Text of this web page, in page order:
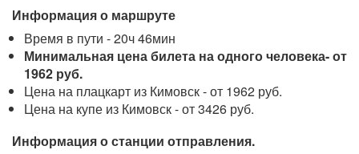
Информация о маршруте
Время в пути - 20ч 46мин
Минимальная цена билета на одного человека- от
1962 руб.
Цена на плацкарт из Кимовск - от 1962 руб.
Цена на купе из Кимовск - от 3426 руб.
Информация о станции отправления.